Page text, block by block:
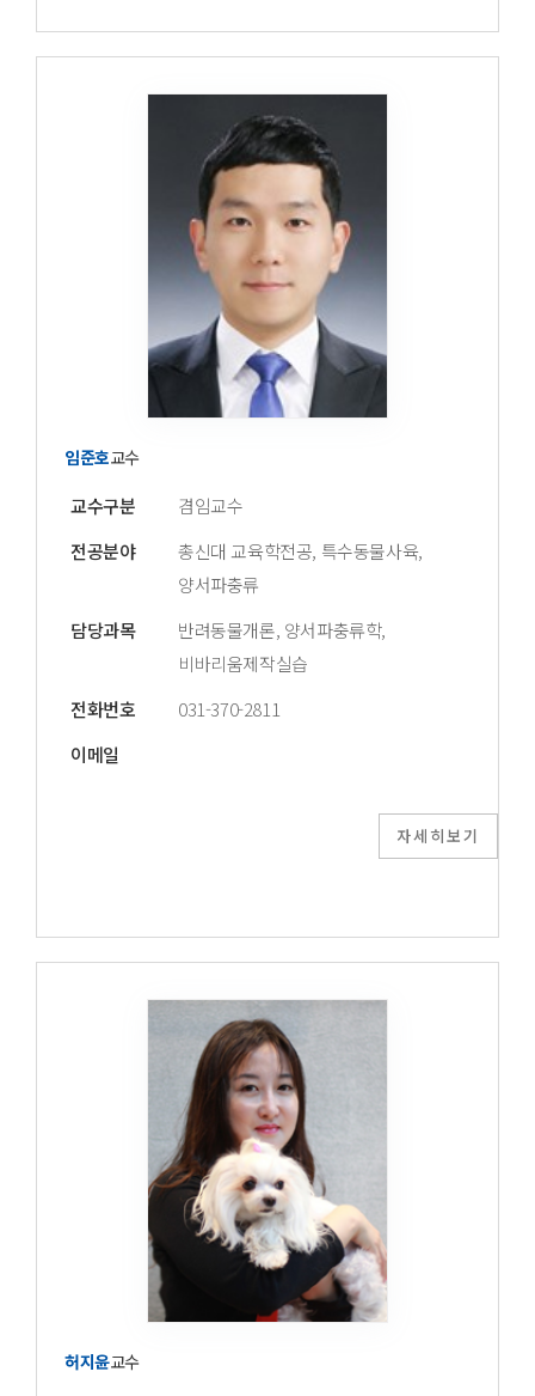
임준호교수
교수구분
겸임교수
전공분야
총신대 교육학전공, 특수동물사육,
양서파충류
담당과목
반려동물개론, 양서파충류학,
비바리움제작실습
전화번호
031-370-2811
이메일
자세히보기
허지윤교수